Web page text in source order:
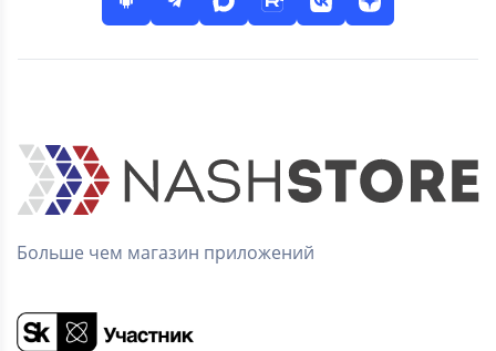
Больше чем магазин приложений